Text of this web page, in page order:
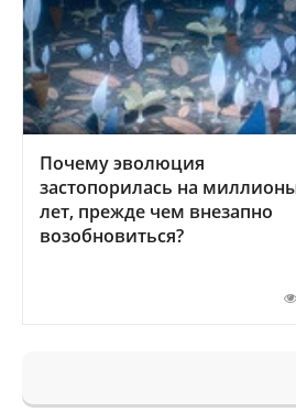
Почему эволюция
застопорилась на
лет, прежде чем внезапно
возобновиться?